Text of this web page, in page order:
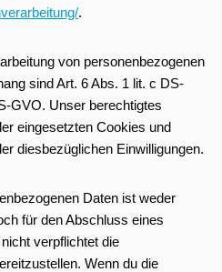
.
von personenbezogenen
sind Art. 6 Abs. 1 lit. c DS-
GVO. Unser berechtigtes
eingesetzten Cookies und
diesbezüglichen Einwilligungen.
Daten ist weder
für den Abschluss eines
verpflichtet die
Wenn du die